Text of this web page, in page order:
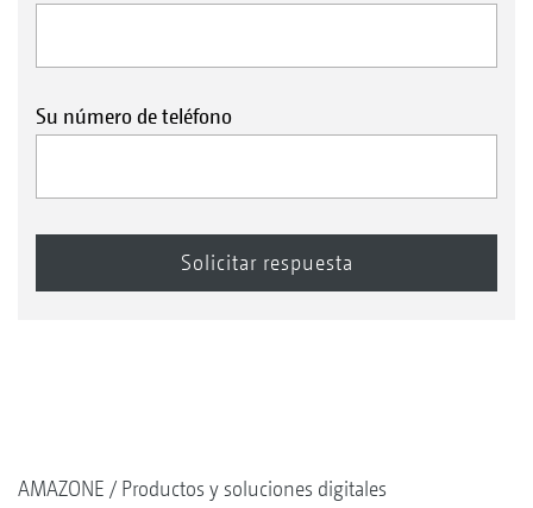
Su número de teléfono
AMAZONE
Productos y soluciones digitales